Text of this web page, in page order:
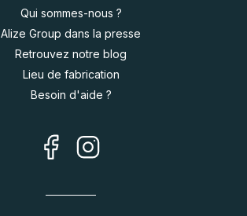
Qui sommes-nous ?
Alize Group dans la presse
Retrouvez notre blog
Lieu de fabrication
Besoin d'aide ?